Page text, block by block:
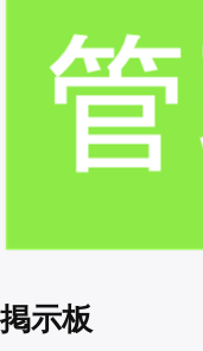
掲示板